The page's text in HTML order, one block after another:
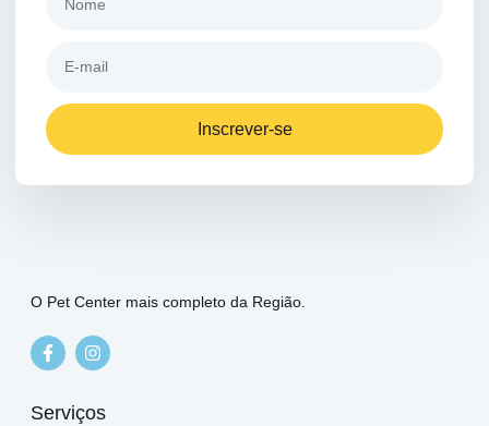
Inscrever-se
O Pet Center mais completo da Região.
Serviços